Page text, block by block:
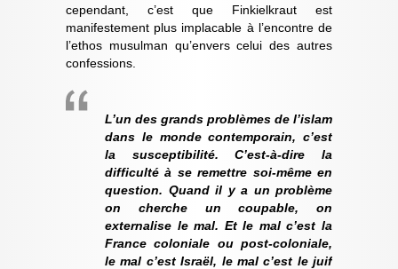
cependant, c’est que Finkielkraut est
manifestement plus implacable à l’encontre de
l’ethos musulman qu’envers celui des autres
confessions.
L’un des grands problèmes de l’islam
dans le monde contemporain, c’est
la susceptibilité. C’est-à-dire la
difficulté à se remettre soi-même en
question. Quand il y a un problème
on cherche un coupable, on
externalise le mal. Et le mal c’est la
France coloniale ou post-coloniale,
le mal c’est Israël, le mal c’est le juif